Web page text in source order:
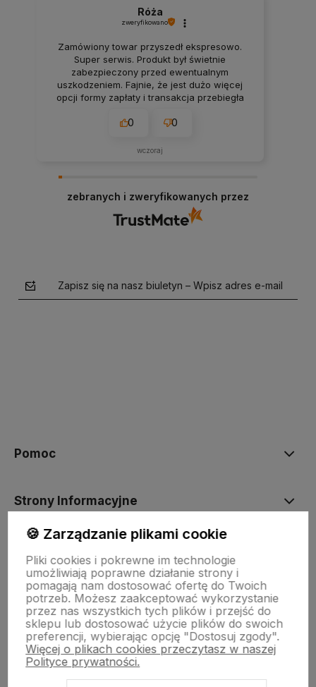
Róża
zweryfikowano
Zamówiony towar przyszedł ekspresowo.
Super serwis. Produkt był świetnie
zabezpieczony przed ewentualnym
uszkodzeniem. Fajnie, że jest dużo więcej
opcji formy zapłaty i transakcja przebiegła
opisów na stronie, rzetelnie.
0 0
wczoraj
zebranych i zweryfikowanych przez
Zapisz się na nasz biuletyn – Wpisz adres e-mail
Pomoc
Strony Informacyjne
O firmie
🍪 Zarządzanie plikami cookie
Pliki cookies i pokrewne im technologie
umożliwiają poprawne działanie strony i
pomagają nam dostosować ofertę do Twoich
potrzeb. Możesz zaakceptować wykorzystanie
przez nas wszystkich tych plików i przejść do
sklepu lub dostosować użycie plików do swoich
preferencji, wybierając opcję "Dostosuj zgody".
Więcej o plikach cookies przeczytasz w naszej
Polityce prywatności.